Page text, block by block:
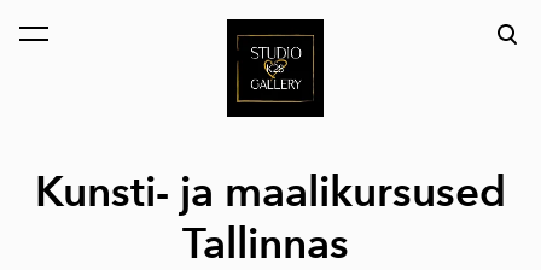
lisati ostukorvi. Vaata ostukorvi
Kunsti- ja maalikursused
Tallinnas